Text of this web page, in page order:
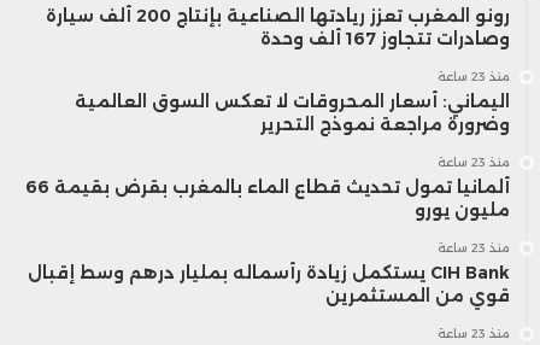
رونو المغرب تعزز ريادتها الصناعية بإنتاج 200 ألف سيارة
وصادرات تتجاوز 167 ألف وحدة
منذ 23 ساعة
اليماني: أسعار المحروقات لا تعكس السوق العالمية
وضرورة مراجعة نموذج التحرير
منذ 23 ساعة
ألمانيا تمول تحديث قطاع الماء بالمغرب بقرض بقيمة 66
مليون يورو
منذ 23 ساعة
CIH Bank يستكمل زيادة رأسماله بمليار درهم وسط إقبال
قوي من المستثمرين
منذ 23 ساعة